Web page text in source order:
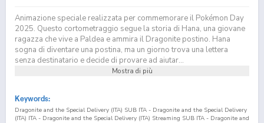
Animazione speciale realizzata per commemorare il Pokémon Day
2025. Questo cortometraggio segue la storia di Hana, una giovane
ragazza che vive a Paldea e ammira il Dragonite postino. Hana
sogna di diventare una postina, ma un giorno trova una lettera
senza destinatario e decide di provare ad aiutar...
Mostra di più
Keywords:
Dragonite and the Special Delivery (ITA) SUB ITA - Dragonite and the Special Delivery
(ITA) ITA - Dragonite and the Special Delivery (ITA) Streaming SUB ITA - Dragonite and